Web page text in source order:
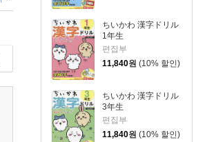
ちいかわ 漢字ドリル
1年生
편집부
11,840원 (10% 할인)
ちいかわ 漢字ドリル
3年生
편집부
11,840원 (10% 할인)